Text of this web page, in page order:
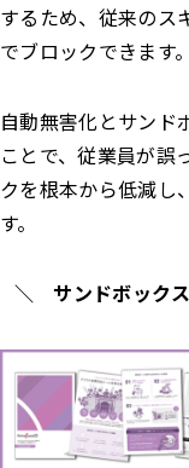
するため、従来のス
でブロックできます。
自動無害化とサンド
ことで、従業員が誤
クを根本から低減し
す。
＼ サンドボック